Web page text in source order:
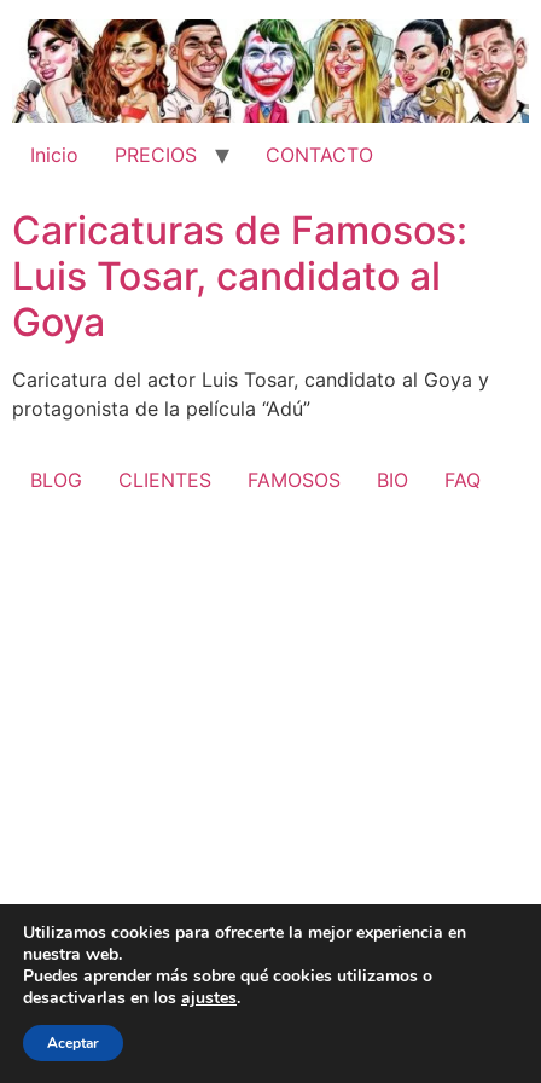
contenido
Inicio PRECIOS CONTACTO
Caricaturas de Famosos:
Luis Tosar, candidato al
Goya
Caricatura del actor Luis Tosar, candidato al Goya y
protagonista de la película “Adú”
BLOG CLIENTES FAMOSOS BIO FAQ
Utilizamos cookies para ofrecerte la mejor experiencia en
nuestra web.
Puedes aprender más sobre qué cookies utilizamos o
desactivarlas en los ajustes.
Aceptar